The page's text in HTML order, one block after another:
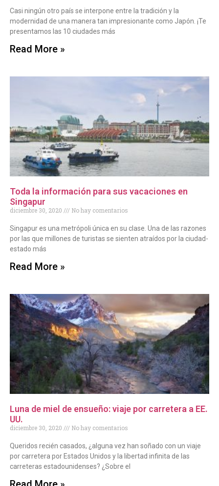
Casi ningún otro país se interpone entre la tradición y la
modernidad de una manera tan impresionante como Japón. ¡Te
presentamos las 10 ciudades más
Read More »
Toda la información para sus vacaciones en
Singapur
diciembre 30, 2020 No hay comentarios
Singapur es una metrópoli única en su clase. Una de las razones
por las que millones de turistas se sienten atraídos por la ciudad-
estado más
Read More »
Luna de miel de ensueño: viaje por carretera a EE.
UU.
diciembre 30, 2020 No hay comentarios
Queridos recién casados, ¿alguna vez han soñado con un viaje
por carretera por Estados Unidos y la libertad infinita de las
carreteras estadounidenses? ¿Sobre el